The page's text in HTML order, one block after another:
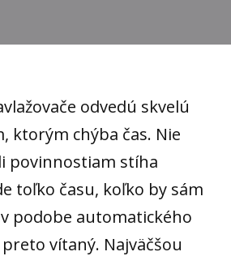
odvedú skvelú
ktorým chýba čas. Nie
povinnostiam stíha
toľko času, koľko by sám
podobe automatického
vítaný. Najväčšou